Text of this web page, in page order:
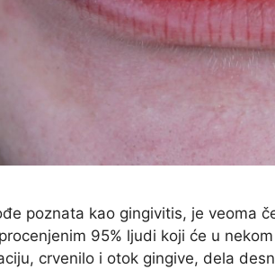
poznata kao gingivitis, je veoma
95% ljudi koji će u
crvenilo i otok gingive, dela